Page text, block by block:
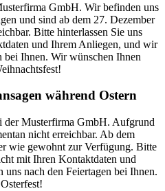
GmbH. Wir befinden uns
und sind ab dem 27. Dezember
Bitte hinterlassen Sie uns
und Ihrem Anliegen, und wir
bei Ihnen. Wir wünschen Ihnen
während Ostern
Musterfirma GmbH. Aufgrund
nicht erreichbar. Ab dem
wie gewohnt zur Verfügung. Bitte
mit Ihren Kontaktdaten und
nach den Feiertagen bei Ihnen.